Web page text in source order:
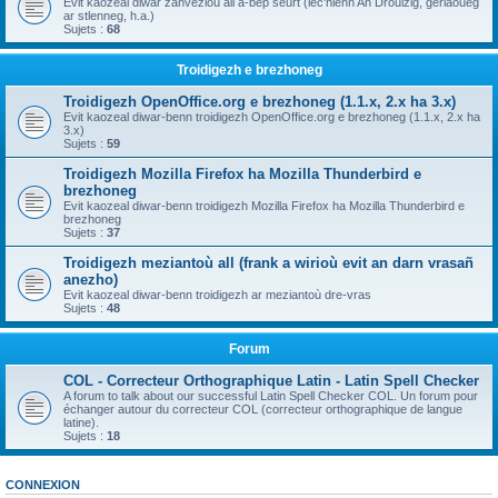
ar stlenneg, h.a.)
Sujets : 68
Troidigezh e brezhoneg
Troidigezh OpenOffice.org e brezhoneg (1.1.x, 2.x ha 3.x)
Evit kaozeal diwar-benn troidigezh OpenOffice.org e brezhoneg (1.1.x, 2.x ha
3.x)
Sujets : 59
Troidigezh Mozilla Firefox ha Mozilla Thunderbird e
brezhoneg
Evit kaozeal diwar-benn troidigezh Mozilla Firefox ha Mozilla Thunderbird e
brezhoneg
Sujets : 37
Troidigezh meziantoù all (frank a wirioù evit an darn vrasañ
anezho)
Evit kaozeal diwar-benn troidigezh ar meziantoù dre-vras
Sujets : 48
Forum
COL - Correcteur Orthographique Latin - Latin Spell Checker
A forum to talk about our successful Latin Spell Checker COL. Un forum pour
échanger autour du correcteur COL (correcteur orthographique de langue
latine).
Sujets : 18
CONNEXION